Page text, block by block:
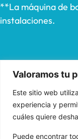
Valoramos tu
Este sitio web
experiencia y
cuáles quiere
Puede encontrar
**La máquina de
instalaciones.
Aviso Legal